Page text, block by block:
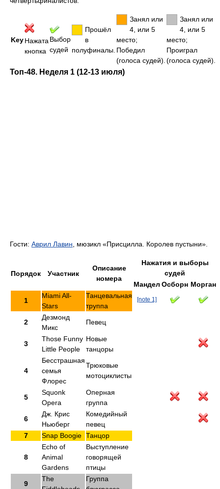
KeyНажата
кнопка
Выбор
судей
Прошёл
в
полуфиналы.
Занял или
4, или 5
место;
Победил
(голоса судей).
Занял или
4, или 5
место;
Проиграл
(голоса судей).
Топ-48. Неделя 1 (12-13 июля)
Гости: Аврил Лавин, мюзикл «Присцилла. Королев пустыни».
Порядок Участник
Описание
номера
Нажатия и выборы
судей
Мандел Осборн Морган
1
Miami All-
Stars
Танцевальная
труппа
[note 1]
2
Дезмонд
Микс
Певец
3
Those Funny
Little People
Новые
танцоры
4
Бесстрашная
семья
Флорес
Трюковые
мотоциклисты
5
Squonk
Opera
Оперная
группа
6
Дж. Крис
Ньюберг
Комедийный
певец
7
Snap Boogie Танцор
8
Echo of
Animal
Gardens
Выступление
говорящей
птицы
9
The
Группа